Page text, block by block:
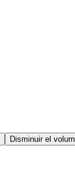
Disminuir el volum